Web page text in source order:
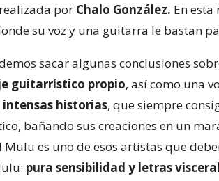
por Chalo González. En esta
su voz y una guitarra le bastan
sacar algunas conclusiones
guitarrístico propio, así como una
historias, que siempre
bañando sus creaciones en un
es uno de esos artistas que
pura sensibilidad y letras